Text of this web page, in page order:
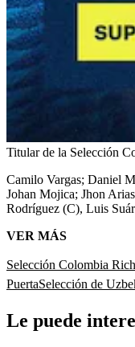
Titular de la Selección
Camilo Vargas; Daniel
Johan Mojica; Jhon
Rodríguez (C), Luis
VER MÁS
Selección Colombia
PuertaSelección de
Le puede